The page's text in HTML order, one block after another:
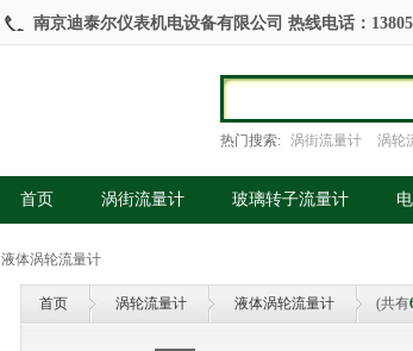
南京迪泰尔仪表机电设备有限公司 热线电话：
热门搜索: 涡街流量计 涡轮
首页 涡街流量计 玻璃转子流量计
液体涡轮流量计
首页 涡轮流量计 液体涡轮流量计 (共有